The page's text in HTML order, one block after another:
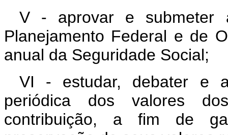
V - aprovar e submeter
Planejamento Federal e de
anual da Seguridade Social;
VI - estudar, debater e
periódica dos valores
contribuição, a fim de